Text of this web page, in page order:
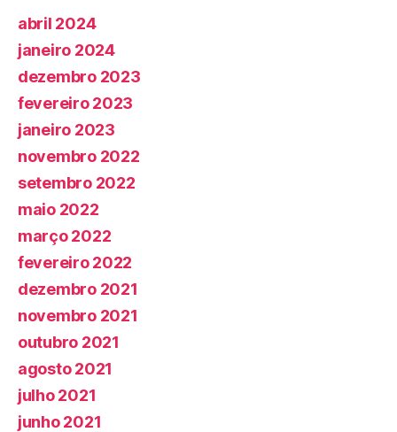
abril 2024
janeiro 2024
dezembro 2023
fevereiro 2023
janeiro 2023
novembro 2022
setembro 2022
maio 2022
março 2022
fevereiro 2022
dezembro 2021
novembro 2021
outubro 2021
agosto 2021
julho 2021
junho 2021